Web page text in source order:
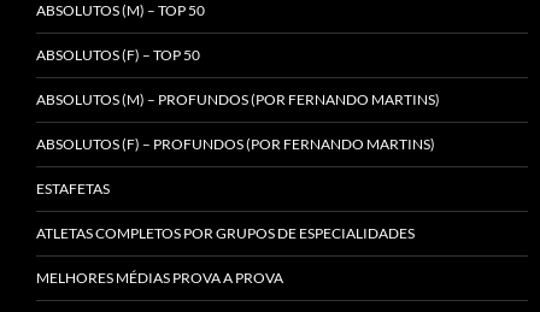
ABSOLUTOS (M) – TOP 50
ABSOLUTOS (F) – TOP 50
ABSOLUTOS (M) – PROFUNDOS (POR FERNANDO MARTINS)
ABSOLUTOS (F) – PROFUNDOS (POR FERNANDO MARTINS)
ESTAFETAS
ATLETAS COMPLETOS POR GRUPOS DE ESPECIALIDADES
MELHORES MÉDIAS PROVA A PROVA